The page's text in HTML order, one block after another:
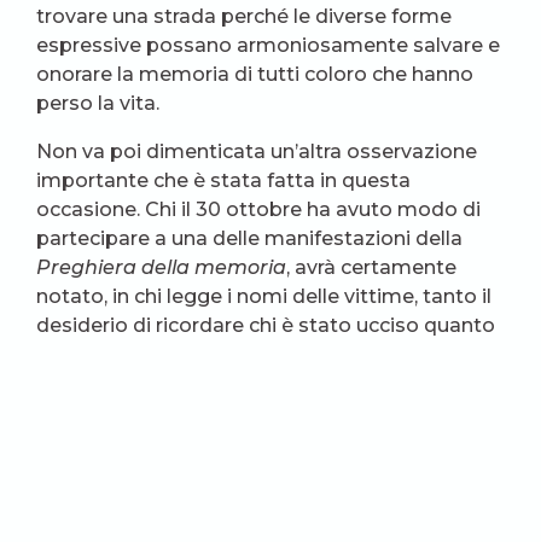
trovare una strada perché le diverse forme
espressive possano armoniosamente salvare e
onorare la memoria di tutti coloro che hanno
perso la vita.
Non va poi dimenticata un’altra osservazione
importante che è stata fatta in questa
occasione. Chi il 30 ottobre ha avuto modo di
partecipare a una delle manifestazioni della
Preghiera della memoria, avrà certamente
notato, in chi legge i nomi delle vittime, tanto il
desiderio di ricordare chi è stato ucciso quanto